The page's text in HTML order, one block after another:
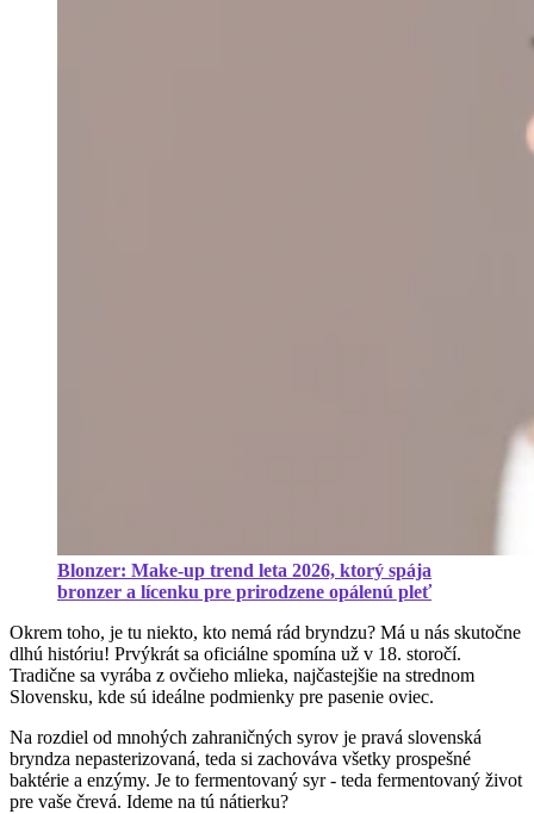
Blonzer: Make-up trend leta 2026, ktorý spája
bronzer a lícenku pre prirodzene opálenú pleť
Okrem toho, je tu niekto, kto nemá rád bryndzu? Má u nás skutočne
dlhú históriu! Prvýkrát sa oficiálne spomína už v 18. storočí.
Tradične sa vyrába z ovčieho mlieka, najčastejšie na strednom
Slovensku, kde sú ideálne podmienky pre pasenie oviec.
Na rozdiel od mnohých zahraničných syrov je pravá slovenská
bryndza nepasterizovaná, teda si zachováva všetky prospešné
baktérie a enzýmy. Je to fermentovaný syr - teda fermentovaný život
pre vaše črevá. Ideme na tú nátierku?